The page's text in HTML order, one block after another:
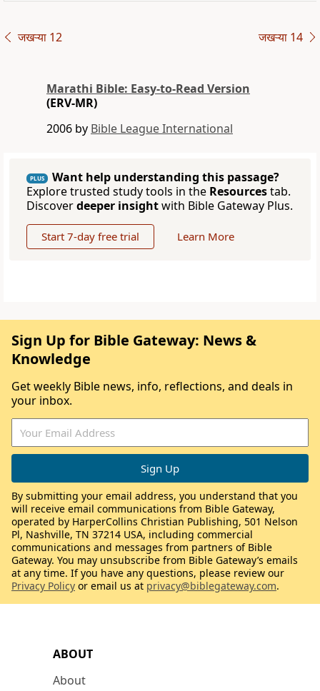
जखऱ्या 12 जखऱ्या 14
Marathi Bible: Easy-to-Read Version
(ERV-MR)
2006 by Bible League International
PLUS
Want help understanding this passage?
Explore trusted study tools in the Resourcestab.
Discoverdeeper insightwith Bible Gateway Plus.
Start 7-day free trial Learn More
ABOUT
About
Sign Up for Bible Gateway: News &
Knowledge
Get weekly Bible news, info, reflections, and deals in
your inbox.
By submitting your email address, you understand that you
will receive email communications from Bible Gateway,
operated by HarperCollins Christian Publishing, 501 Nelson
Pl, Nashville, TN 37214 USA, including commercial
communications and messages from partners of Bible
Gateway. You may unsubscribe from Bible Gateway’s emails
at any time. If you have any questions, please review our
Privacy Policy or email us at privacy@biblegateway.com.